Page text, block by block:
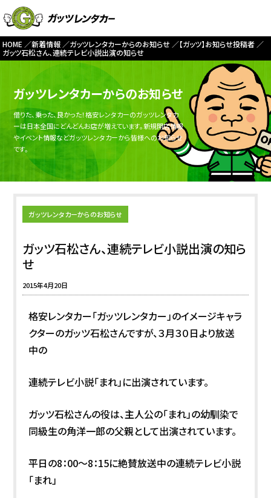
HOME 新着情報 ガッツレンタカーからのお知らせ
【ガッツ】お知らせ投稿者
ガッツ石松さん、連続テレビ小説出演の知らせ
ガッツレンタカーからのお知らせ
借りた、乗った、良かった！格安レンタカーのガッツレンタカ
ーは日本全国にどんどんお店が増えています。新規開店情報
やイベント情報などガッツレンタカーから皆様へのお知らせ
です。
ガッツレンタカーからのお知らせ
ガッツ石松さん、連続テレビ小説出演の知ら
せ
2015年4月20日
格安レンタカー「ガッツレンタカー」のイメージキャラ
クターのガッツ石松さんですが、３月３０日より放送
中の
連続テレビ小説「まれ」に出演されています。
ガッツ石松さんの役は、主人公の「まれ」の幼馴染で
同級生の角洋一郎の父親として出演されています。
平日の8：00～8：15に絶賛放送中の連続テレビ小説
「まれ」